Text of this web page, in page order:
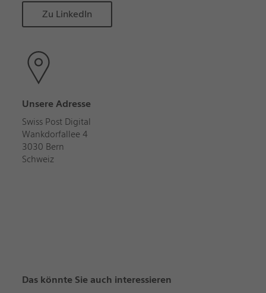
Zu LinkedIn
Unsere Adresse
Swiss Post Digital
Wankdorfallee 4
3030 Bern
Schweiz
Das könnte Sie auch interessieren